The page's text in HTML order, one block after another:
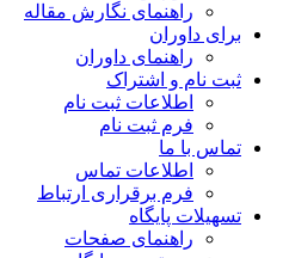
راهنمای نگارش مقاله
برای داوران
راهنمای داوران
ثبت نام و اشتراک
اطلاعات ثبت نام
فرم ثبت نام
تماس با ما
اطلاعات تماس
فرم برقراری ارتباط
تسهیلات پایگاه
راهنمای صفحات